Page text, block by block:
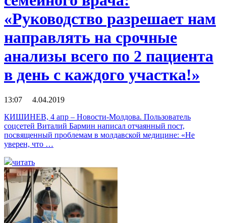
«Руководство разрешает нам
направлять на срочные
анализы всего по 2 пациента
в день с каждого участка!»
13:07 4.04.2019
КИШИНЕВ, 4 апр – Новости-Молдова. Пользователь
соцсетей Виталий Бармин написал отчаянный пост,
посвященный проблемам в молдавской медицине: «Не
уверен, что …
читать